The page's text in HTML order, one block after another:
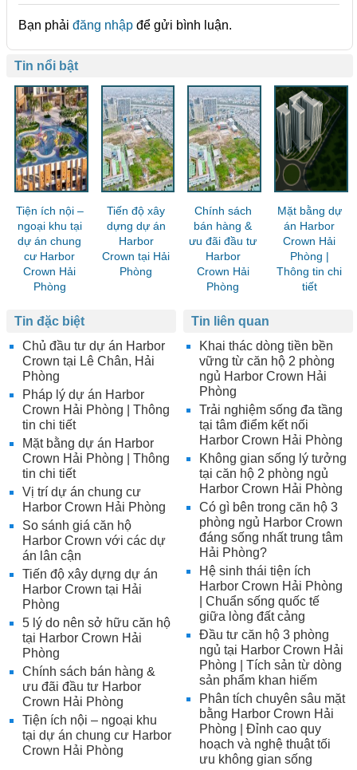
Bạn phải đăng nhập để gửi bình luận.
Tin nổi bật
Tiện ích nội –
ngoại khu tại
dự án chung
cư Harbor
Crown Hải
Phòng
Tiến độ xây
dựng dự án
Harbor
Crown tại Hải
Phòng
Chính sách
bán hàng &
ưu đãi đầu tư
Harbor
Crown Hải
Phòng
Mặt bằng dự
án Harbor
Crown Hải
Phòng |
Thông tin chi
tiết
Tin liên quan
Khai thác dòng tiền bền
vững từ căn hộ 2 phòng
ngủ Harbor Crown Hải
Phòng
Trải nghiệm sống đa tầng
tại tâm điểm kết nối
Harbor Crown Hải Phòng
Không gian sống lý tưởng
tại căn hộ 2 phòng ngủ
Harbor Crown Hải Phòng
Có gì bên trong căn hộ 3
phòng ngủ Harbor Crown
đáng sống nhất trung tâm
Hải Phòng?
Hệ sinh thái tiện ích
Harbor Crown Hải Phòng
| Chuẩn sống quốc tế
giữa lòng đất cảng
Đầu tư căn hộ 3 phòng
ngủ tại Harbor Crown Hải
Phòng | Tích sản từ dòng
sản phẩm khan hiếm
Phân tích chuyên sâu mặt
bằng Harbor Crown Hải
Phòng | Đỉnh cao quy
hoạch và nghệ thuật tối
ưu không gian sống
Tin đặc biệt
Chủ đầu tư dự án Harbor
Crown tại Lê Chân, Hải
Phòng
Pháp lý dự án Harbor
Crown Hải Phòng | Thông
tin chi tiết
Mặt bằng dự án Harbor
Crown Hải Phòng | Thông
tin chi tiết
Vị trí dự án chung cư
Harbor Crown Hải Phòng
So sánh giá căn hộ
Harbor Crown với các dự
án lân cận
Tiến độ xây dựng dự án
Harbor Crown tại Hải
Phòng
5 lý do nên sở hữu căn hộ
tại Harbor Crown Hải
Phòng
Chính sách bán hàng &
ưu đãi đầu tư Harbor
Crown Hải Phòng
Tiện ích nội – ngoại khu
tại dự án chung cư Harbor
Crown Hải Phòng